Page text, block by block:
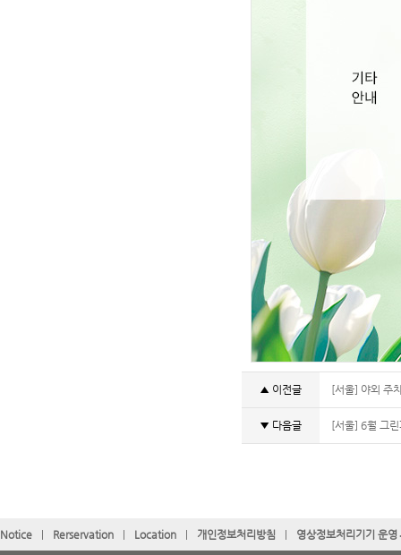
▲ 이전글 [서울] 야외 주
▼ 다음글 [서울] 6월 그
Notice Rerservation Location 개인정보처리방침 영상정보처리기기 운